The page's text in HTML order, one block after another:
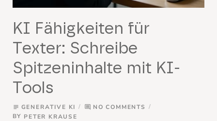
KI Fähigkeiten für
Texter: Schreibe
Spitzeninhalte mit KI-
Tools
subject GENERATIVE KI comment NO COMMENTS
BY PETER KRAUSE